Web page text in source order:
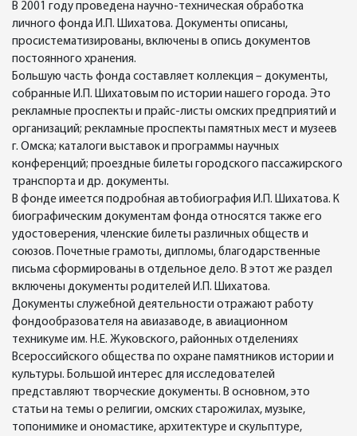
В 2001 году проведена научно-техническая обработка
личного фонда И.П. Шихатова. Документы описаны,
просистематизированы, включены в опись документов
постоянного хранения.
Большую часть фонда составляет коллекция – документы,
собранные И.П. Шихатовым по истории нашего города. Это
рекламные проспекты и прайс-листы омских предприятий и
организаций; рекламные проспекты памятных мест и музеев
г. Омска; каталоги выставок и программы научных
конференций; проездные билеты городского пассажирского
транспорта и др. документы.
В фонде имеется подробная автобиография И.П. Шихатова. К
биографическим документам фонда относятся также его
удостоверения, членские билеты различных обществ и
союзов. Почетные грамоты, дипломы, благодарственные
письма сформированы в отдельное дело. В этот же раздел
включены документы родителей И.П. Шихатова.
Документы служебной деятельности отражают работу
фондообразователя на авиазаводе, в авиационном
техникуме им. Н.Е. Жуковского, районных отделениях
Всероссийского общества по охране памятников истории и
культуры. Большой интерес для исследователей
представляют творческие документы. В основном, это
статьи на темы о религии, омских старожилах, музыке,
топонимике и ономастике, архитектуре и скульптуре,